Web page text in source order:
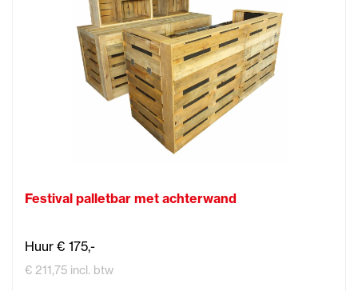
Festival palletbar met achterwand
Huur € 175,-
€ 211,75 incl. btw